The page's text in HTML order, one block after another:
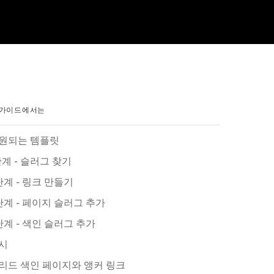
이드에서는
되는 템플릿
계 - 슬러그 찾기
계 - 링크 만들기
계 - 페이지 슬러그 추가
계 - 색인 슬러그 추가
드 색인 페이지와 앵커 링크